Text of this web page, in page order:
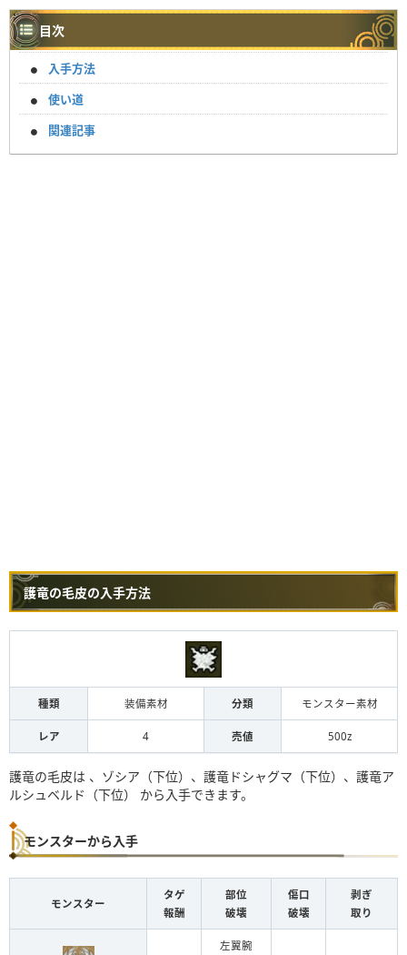
目次
入手方法
使い道
関連記事
護竜の毛皮の入手方法
種類 装備素材 分類 モンスター素材
レア 4 売値 500z
護竜の毛皮は 、ゾシア（下位）、護竜ドシャグマ（下位）、護竜ア
ルシュベルド（下位） から入手できます。
モンスターから入手
モンスター
タゲ
報酬
部位
破壊
傷口
破壊
剥ぎ
取り
左翼腕